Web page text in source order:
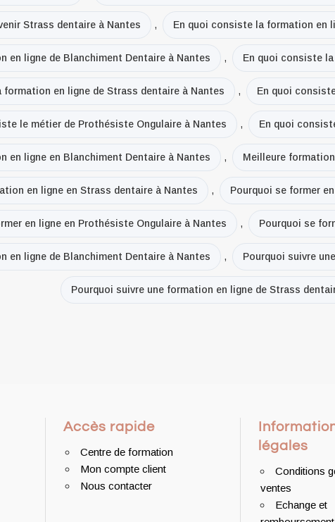
Strass dentaire à Nantes , En quoi consiste la formation en
en ligne de Blanchiment Dentaire à Nantes , En quoi consiste
en ligne de Strass dentaire à Nantes , En quoi
le métier de Prothésiste Ongulaire à Nantes , En quoi
en ligne en Blanchiment Dentaire à Nantes , Meilleure
en ligne en Strass dentaire à Nantes , Pourquoi se former
en ligne en Prothésiste Ongulaire à Nantes , Pourquoi se
en ligne de Blanchiment Dentaire à Nantes , Pourquoi suivre
Pourquoi suivre une formation en ligne de Strass
Accès rapide
Centre de formation
Mon compte client
Nous contacter
légales
Conditions
ventes
Echange et